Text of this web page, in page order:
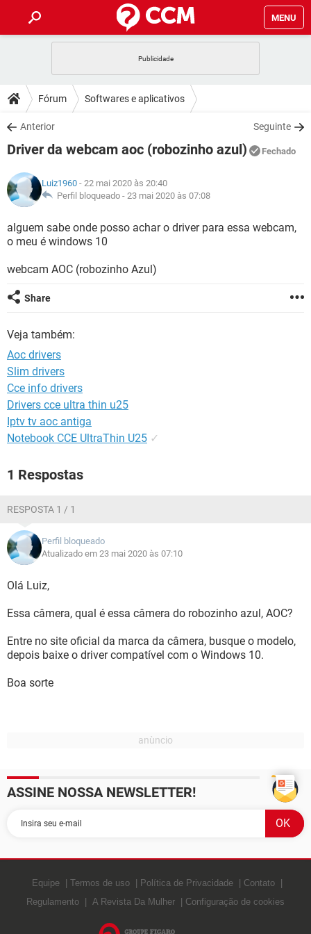
MENU
CELULAR FACEBOOK
OUTLOOK
INSTAGRAM GMAIL
GUIA DE COMPRAS
DICAS
JOGOS WHATSAPP
INSTAGRAM GMAIL
GUIA DE COMPRAS
DOWNLOADS
JOGOS WHATSAPP
CELULAR
OUTLOOK EXCEL
INSTAGRAM GMAIL
GUIA DE COMPRAS
JOGOS WHATSAPP
CELULAR
OUTLOOK EXCEL
GLOSSÁRIO
JOGOS WHATSAPP
CELULAR
OUTLOOK
INSTAGRAM
Fórum Softwares e aplicativos
Anterior Seguinte
Driver da webcam aoc (robozinho azul) Fechado
Luiz1960 - 22 mai 2020 às 20:40
Perfil bloqueado - 23 mai 2020 às 07:08
alguem sabe onde posso achar o driver para essa webcam,
o meu é windows 10
webcam AOC (robozinho Azul)
Share
Veja também:
Aoc drivers
Slim drivers
Cce info drivers
Drivers cce ultra thin u25
Iptv tv aoc antiga
Notebook CCE UltraThin U25 ✓
1 Respostas
RESPOSTA 1 / 1
Perfil bloqueado
Atualizado em 23 mai 2020 às 07:10
Olá Luiz,
Essa câmera, qual é essa câmera do robozinho azul, AOC?
Entre no site oficial da marca da câmera, busque o modelo,
depois baixe o driver compatível com o Windows 10.
Boa sorte
ASSINE NOSSA NEWSLETTER!
Equipe Termos de uso Política de Privacidade
Contato
Regulamento
A Revista Da Mulher Configuração de cookies